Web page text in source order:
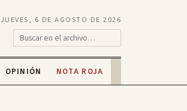
JUEVES, 6 DE AGOSTO DE 2026
OPINIÓN NOTA ROJA